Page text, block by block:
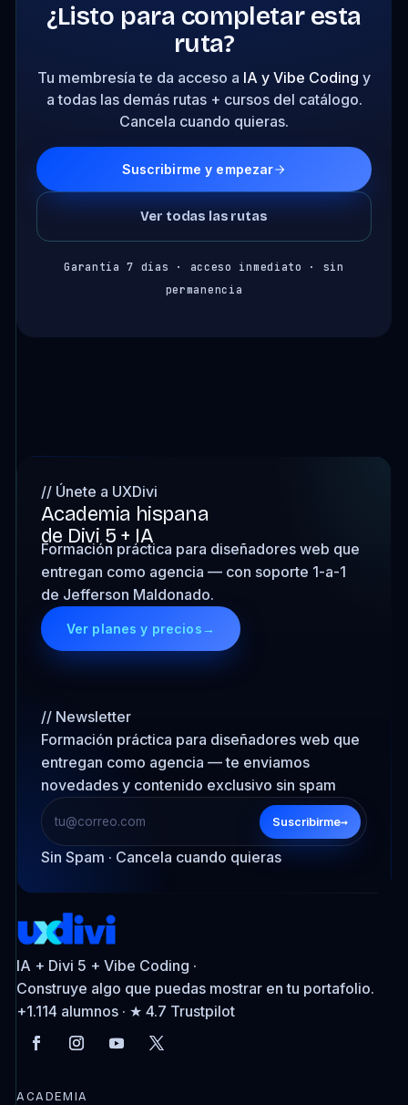
¿Listo para completar esta
ruta?
Tu membresía te da acceso a IA y Vibe Coding y
a todas las demás rutas + cursos del catálogo.
Cancela cuando quieras.
Suscribirme y empezar
Ver todas las rutas
Garantía 7 días · acceso inmediato · sin
permanencia
// Únete a UXDivi
Academia hispana
de Divi 5 + IA
Formación práctica para diseñadores web que
entregan como agencia — con soporte 1-a-1
de Jefferson Maldonado.
Ver planes y precios →
// Newsletter
Formación práctica para diseñadores web que
entregan como agencia — te enviamos
novedades y contenido exclusivo sin spam
Suscribirme→
Sin Spam · Cancela cuando quieras
IA + Divi 5 + Vibe Coding ·
Construye algo que puedas mostrar en tu portafolio.
+1.114 alumnos · ★ 4.7 Trustpilot
ACADEMIA